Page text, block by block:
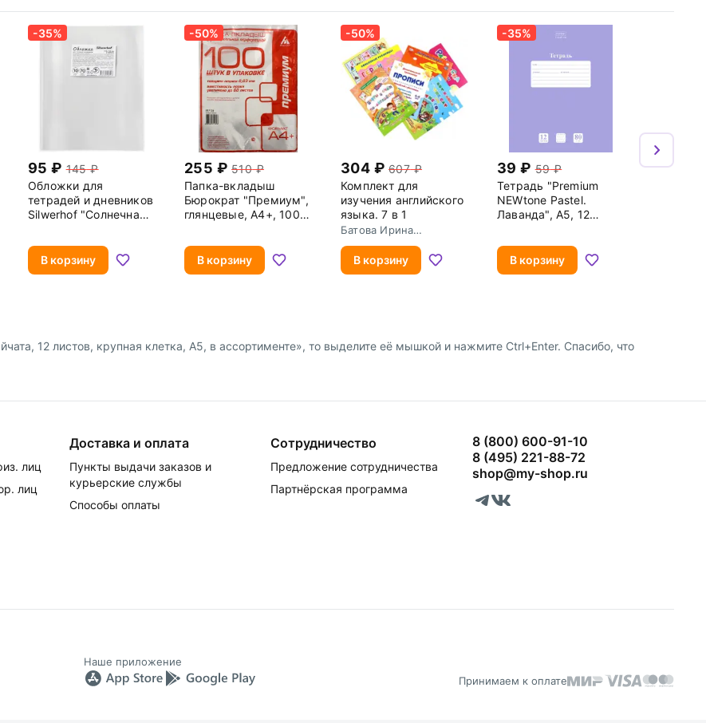
-35%
95
145
Обложки для
тетрадей и дневников
Silwerhof "Солнечная
прозрачный, 210x345
мм, 10 штук, арт.
382162TS
В корзину
-50%
255
510
Папка-вкладыш
Бюрократ "Премиум",
глянцевые, А4+, 100
В корзину
-50%
304
607
Комплект для
изучения английского
языка. 7 в 1
Батова Ирина
В корзину
-35%
39
59
Тетрадь "Premium
NEWtone Pastel.
Лаванда", А5, 12
линия
В корзину
12 листов, крупная клетка, А5, в ассортименте», то выделите её мышкой и нажмите Ctrl+Enter. Спасибо, что
лиц
лиц
Доставка и оплата
Пункты выдачи заказов и
курьерские службы
Способы оплаты
Сотрудничество
Предложение сотрудничества
Партнёрская программа
8 (800) 600-91-10
8 (495) 221-88-72
shop@my-shop.ru
Наше приложение
Принимаем к оплате